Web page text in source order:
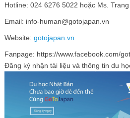
Hotline: 024 6276 5022 hoặc Ms.
Email: info-human@gotojapan.vn
Website: gotojapan.vn
Fanpage: https://www.facebook.com/
Đăng ký nhận tài liệu và thông tin du